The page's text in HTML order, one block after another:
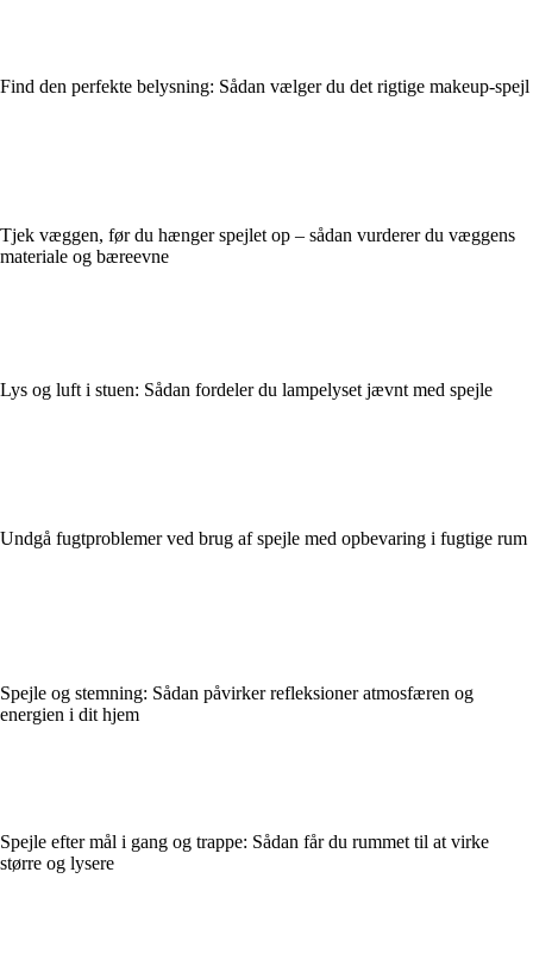
Find den perfekte belysning: Sådan vælger du det rigtige makeup-spejl
Tjek væggen, før du hænger spejlet op – sådan vurderer du væggens
materiale og bæreevne
Lys og luft i stuen: Sådan fordeler du lampelyset jævnt med spejle
Undgå fugtproblemer ved brug af spejle med opbevaring i fugtige rum
Spejle og stemning: Sådan påvirker refleksioner atmosfæren og
energien i dit hjem
Spejle efter mål i gang og trappe: Sådan får du rummet til at virke
større og lysere